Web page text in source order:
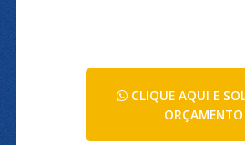
CLIQUE AQUI E
ORÇAMENTO